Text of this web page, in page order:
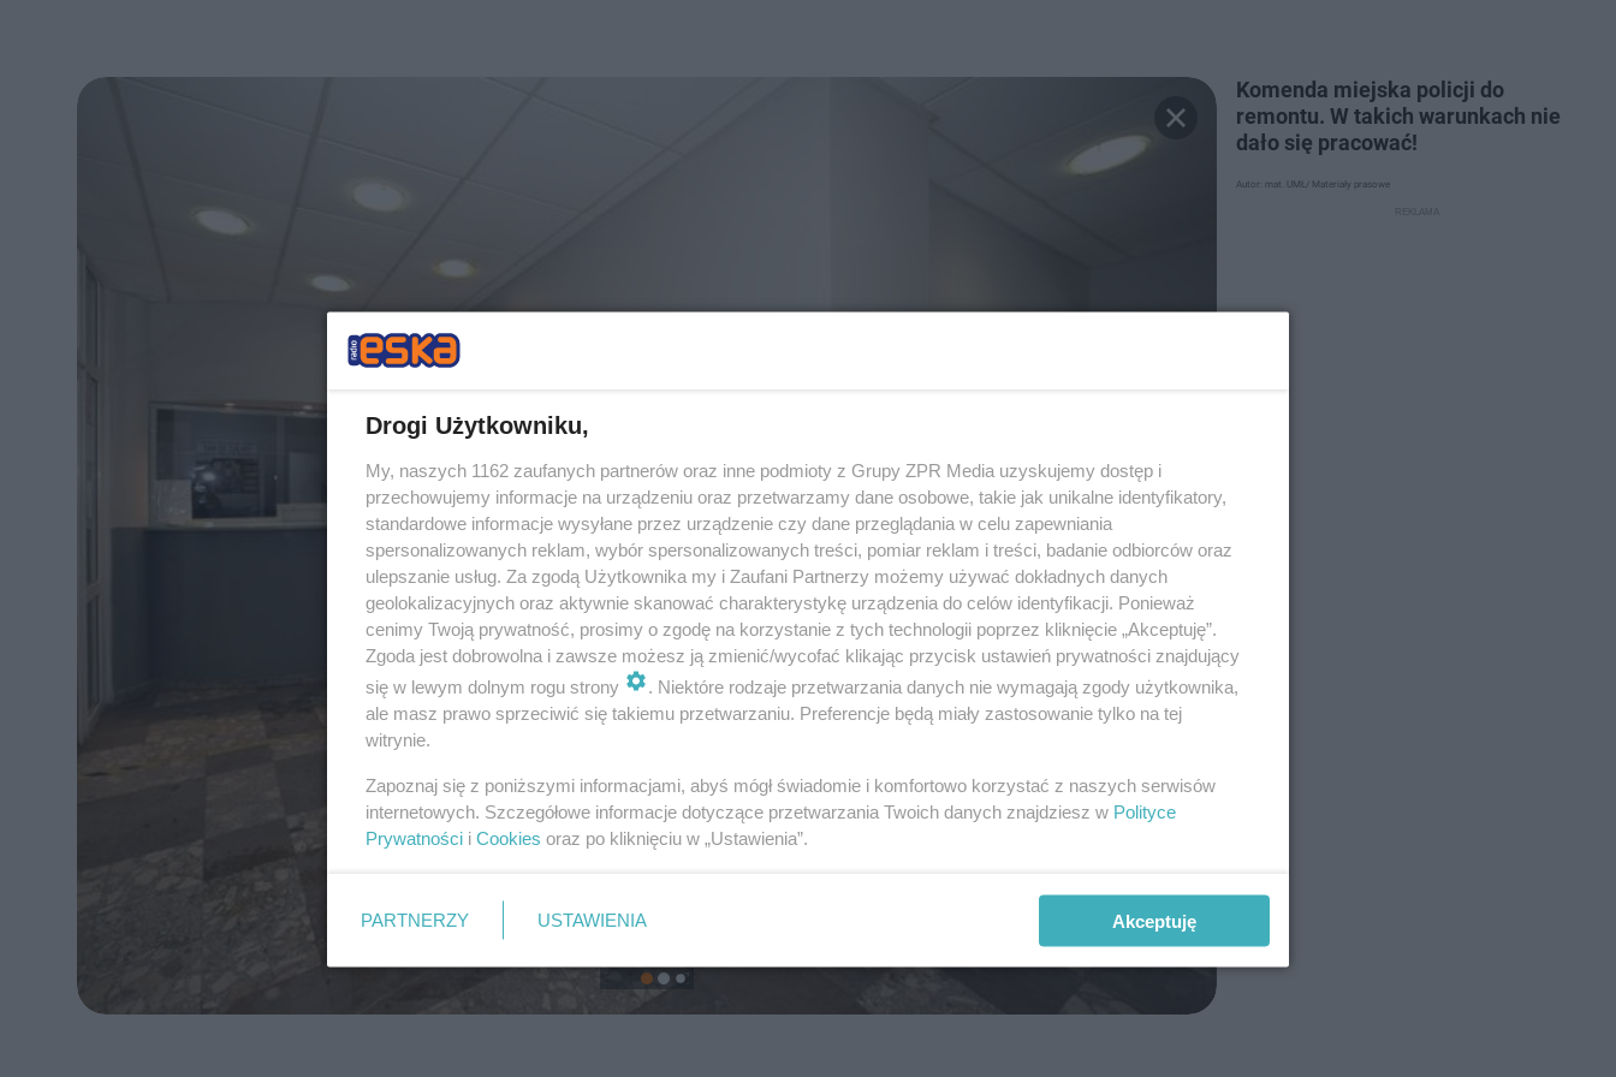
Komenda miejska policji do
remontu. W takich warunkach nie
dało się pracować!
Autor: mat. UMŁ/ Materiały prasowe
Drogi Użytkowniku,
My, naszych 1162 zaufanych partnerów oraz inne podmioty z Grupy ZPR Media uzyskujemy dostęp i
przechowujemy informacje na urządzeniu oraz przetwarzamy dane osobowe, takie jak unikalne identyfikatory,
standardowe informacje wysyłane przez urządzenie czy dane przeglądania w celu zapewniania
spersonalizowanych reklam, wybór spersonalizowanych treści, pomiar reklam i treści, badanie odbiorców oraz
ulepszanie usług. Za zgodą Użytkownika my i Zaufani Partnerzy możemy używać dokładnych danych
geolokalizacyjnych oraz aktywnie skanować charakterystykę urządzenia do celów identyfikacji. Ponieważ
cenimy Twoją prywatność, prosimy o zgodę na korzystanie z tych technologii poprzez kliknięcie „Akceptuję”.
Zgoda jest dobrowolna i zawsze możesz ją zmienić/wycofać klikając przycisk ustawień prywatności znajdujący
się w lewym dolnym rogu strony
. Niektóre rodzaje przetwarzania danych nie wymagają zgody użytkownika,
ale masz prawo sprzeciwić się takiemu przetwarzaniu. Preferencje będą miały zastosowanie tylko na tej
witrynie.
Zapoznaj się z poniższymi informacjami, abyś mógł świadomie i komfortowo korzystać z naszych serwisów
internetowych. Szczegółowe informacje dotyczące przetwarzania Twoich danych znajdziesz w Polityce
Prywatności i Cookies oraz po kliknięciu w „Ustawienia”.
PARTNERZY USTAWIENIA Akceptuję